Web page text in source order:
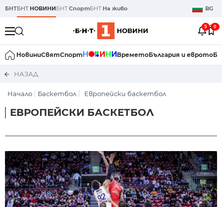
БНТБНТ НОВИНИБНТСпортБНТ На живо BG
5 0
НовиниСвятСпорт ВреметоБългария и еврото
НАЗАД
Начало Баскетбол Европейски баскетбол
ЕВРОПЕЙСКИ БАСКЕТБОЛ